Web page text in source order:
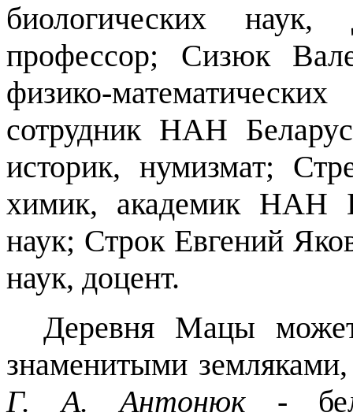
биологических
профессор; Сизюк
физико-
сотрудник НАН
историк, нумизмат;
химик, академик НАН
наук; Строк Евгений
наук, доцент.
Деревня Мацы
знаменитыми
Г. А. Антонюк-